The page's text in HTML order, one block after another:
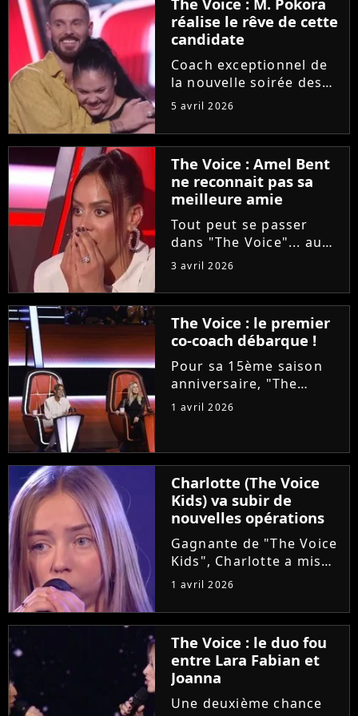
réalise le rêve de cette
candidate
Coach exceptionnel de
la nouvelle soirée des
auditions à l'aveugle de
a accepté de partager
un moment privilégié
avec une candidate
"fan" depuis sa plus
tendre...
5 avril 2026
The Voice : Amel Bent
ne reconnait pas sa
meilleure amie
Tout peut se passer
dans "The Voice"... au
grand dam d'Amel Bent
chanteuse ne va pas
reconnaître la voix de
sa meilleure amie, qui
est pourtant sa
choriste. Regardez...
3 avril 2026
The Voice : le premier
co-coach débarque !
Pour sa 15ème saison
anniversaire, "The
Voice" met les petits
accueillera un coach
supplémentaire pour ce
qui est annoncé comme
"une première...
1 avril 2026
Charlotte (The Voice
Kids) va subir de
nouvelles opérations
Gagnante de "The Voice
Kids", Charlotte a mis
en lumière son combat
infantile. Alors qu'elle
démarre une tournée
avec l'association The
Kids Harmony, la
chanteuse...
1 avril 2026
The Voice : le duo fou
entre Lara Fabian et
Joanna
Une deuxième chance